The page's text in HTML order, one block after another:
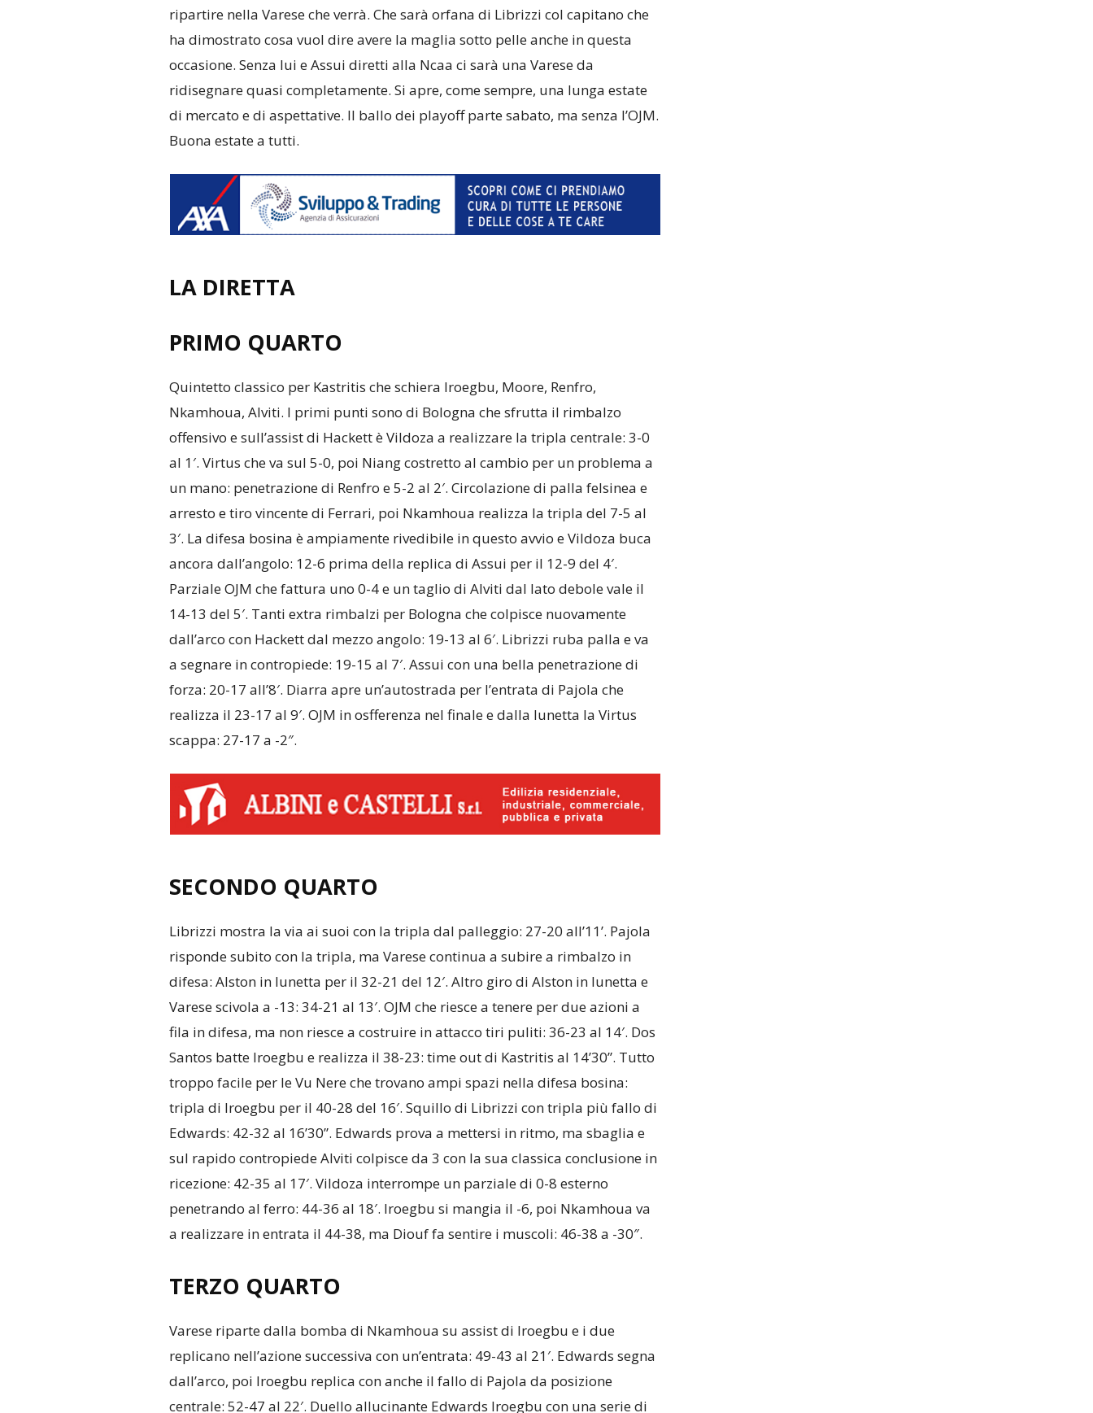
ripartire nella Varese che verrà. Che sarà orfana di Librizzi col capitano che
ha dimostrato cosa vuol dire avere la maglia sotto pelle anche in questa
occasione. Senza lui e Assui diretti alla Ncaa ci sarà una Varese da
ridisegnare quasi completamente. Si apre, come sempre, una lunga estate
di mercato e di aspettative. Il ballo dei playoff parte sabato, ma senza l’OJM.
Buona estate a tutti.
LA DIRETTA
PRIMO QUARTO
Quintetto classico per Kastritis che schiera Iroegbu, Moore, Renfro,
Nkamhoua, Alviti. I primi punti sono di Bologna che sfrutta il rimbalzo
offensivo e sull’assist di Hackett è Vildoza a realizzare la tripla centrale: 3-0
al 1′. Virtus che va sul 5-0, poi Niang costretto al cambio per un problema a
un mano: penetrazione di Renfro e 5-2 al 2′. Circolazione di palla felsinea e
arresto e tiro vincente di Ferrari, poi Nkamhoua realizza la tripla del 7-5 al
3′. La difesa bosina è ampiamente rivedibile in questo avvio e Vildoza buca
ancora dall’angolo: 12-6 prima della replica di Assui per il 12-9 del 4′.
Parziale OJM che fattura uno 0-4 e un taglio di Alviti dal lato debole vale il
14-13 del 5′. Tanti extra rimbalzi per Bologna che colpisce nuovamente
dall’arco con Hackett dal mezzo angolo: 19-13 al 6′. Librizzi ruba palla e va
a segnare in contropiede: 19-15 al 7′. Assui con una bella penetrazione di
forza: 20-17 all’8′. Diarra apre un’autostrada per l’entrata di Pajola che
realizza il 23-17 al 9′. OJM in osfferenza nel finale e dalla lunetta la Virtus
scappa: 27-17 a -2″.
SECONDO QUARTO
Librizzi mostra la via ai suoi con la tripla dal palleggio: 27-20 all’11’. Pajola
risponde subito con la tripla, ma Varese continua a subire a rimbalzo in
difesa: Alston in lunetta per il 32-21 del 12′. Altro giro di Alston in lunetta e
Varese scivola a -13: 34-21 al 13′. OJM che riesce a tenere per due azioni a
fila in difesa, ma non riesce a costruire in attacco tiri puliti: 36-23 al 14′. Dos
Santos batte Iroegbu e realizza il 38-23: time out di Kastritis al 14’30”. Tutto
troppo facile per le Vu Nere che trovano ampi spazi nella difesa bosina:
tripla di Iroegbu per il 40-28 del 16′. Squillo di Librizzi con tripla più fallo di
Edwards: 42-32 al 16’30”. Edwards prova a mettersi in ritmo, ma sbaglia e
sul rapido contropiede Alviti colpisce da 3 con la sua classica conclusione in
ricezione: 42-35 al 17′. Vildoza interrompe un parziale di 0-8 esterno
penetrando al ferro: 44-36 al 18′. Iroegbu si mangia il -6, poi Nkamhoua va
a realizzare in entrata il 44-38, ma Diouf fa sentire i muscoli: 46-38 a -30″.
TERZO QUARTO
Varese riparte dalla bomba di Nkamhoua su assist di Iroegbu e i due
replicano nell’azione successiva con un’entrata: 49-43 al 21′. Edwards segna
dall’arco, poi Iroegbu replica con anche il fallo di Pajola da posizione
centrale: 52-47 al 22′. Duello allucinante Edwards Iroegbu con una serie di